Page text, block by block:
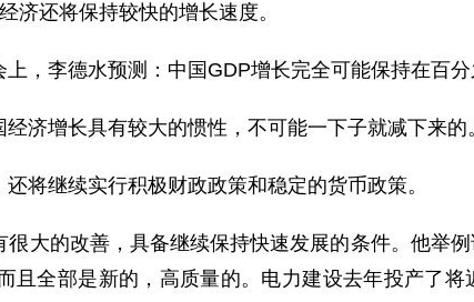
济还将保持较快的增长速度。
李德水预测：中国GDP增长完全可能保持在百分
增长具有较大的惯性，不可能一下子就减下来的
继续实行积极财政政策和稳定的货币政策。
的改善，具备继续保持快速发展的条件。他举例
且全部是新的，高质量的。电力建设去年投产了